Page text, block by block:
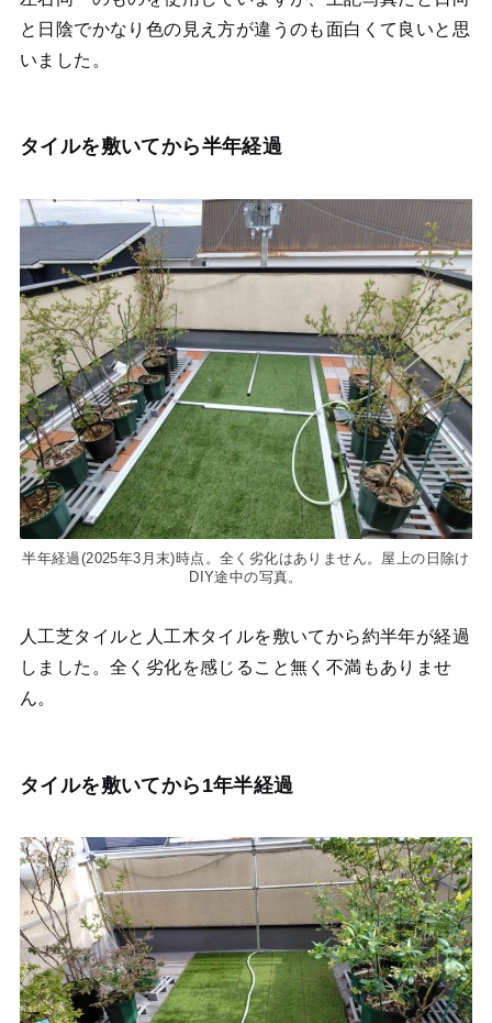
と日陰でかなり色の見え方が違うのも面白くて良いと思
いました。
タイルを敷いてから半年経過
半年経過(2025年3月末)時点。全く劣化はありません。屋上の日除け
DIY途中の写真。
人工芝タイルと人工木タイルを敷いてから約半年が経過
しました。全く劣化を感じること無く不満もありませ
ん。
タイルを敷いてから1年半経過